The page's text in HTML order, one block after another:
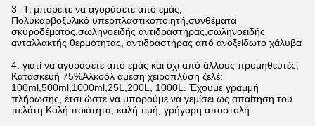
3- Τι μπορείτε να αγοράσετε από εμάς;
Πολυκαρβοξυλικό υπερπλαστικοποιητή,συνθέματα
σκυροδέματος,σωληνοειδής αντιδραστήρας,σωληνοειδής
ανταλλακτής θερμότητας, αντιδραστήρας από ανοξείδωτο χάλυβα
4. γιατί να αγοράσετε από εμάς και όχι από άλλους προμηθευτές;
Κατασκευή 75%Αλκοόλ άμεση χειροπλύση ζελέ:
100ml,500ml,1000ml,25L,200L, 1000L. Έχουμε γραμμή
πλήρωσης, έτσι ώστε να μπορούμε να γεμίσει ως απαίτηση του
πελάτη.Καλή ποιότητα, καλή τιμή, γρήγορη αποστολή.